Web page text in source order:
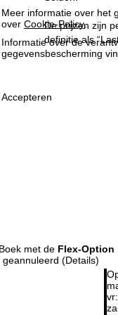
Meer informatie over het
over Cookie-Policy.
Informatie over de
gegevensbescherming
Accepteren
vr:
t
p
De prijzen zijn
definitie als
Boek met de Flex-Option
(Details)